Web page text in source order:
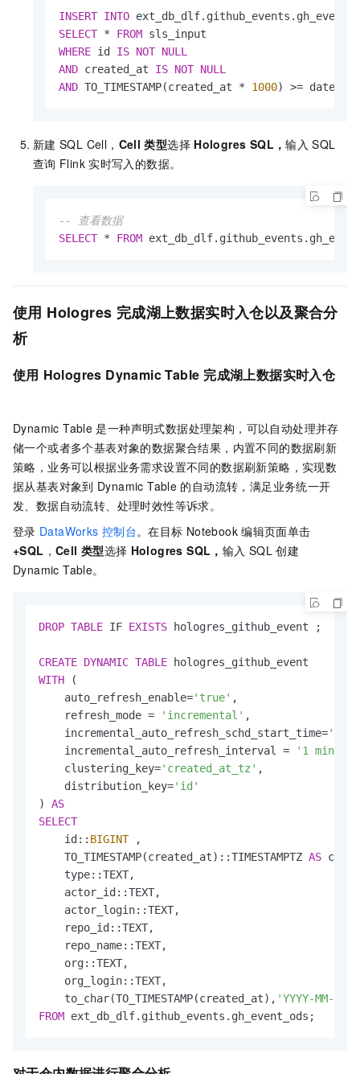
INSERT INTO
SELECT * FROM
WHERE id IS NOT NULL
AND created_at IS NOT NULL
AND TO_TIMESTAMP(created_at * 1000) >=
新建 SQL Cell， Cell 类型选择 Hologres SQL ，输入 SQL
查询 Flink 实时写入的数据。
-- 查看数据
SELECT * FROM
使用 Hologres 完成湖上数据实时入仓以及聚合分
析
使用 Hologres Dynamic Table 完成湖上数据实时入仓
Dynamic Table 是一种声明式数据处理架构，可以自动处理并存
储一个或者多个基表对象的数据聚合结果，内置不同的数据刷新
策略，业务可以根据业务需求设置不同的数据刷新策略，实现数
据从基表对象到 Dynamic Table 的自动流转，满足业务统一开
发、数据自动流转、处理时效性等诉求。
登录 DataWorks 控制台。在目标 Notebook 编辑页面单击
+SQL ，Cell 类型选择 Hologres SQL ， 输入 SQL 创建
Dynamic Table。
DROP TABLE IF EXISTS hologres_github_event ;
CREATE DYNAMIC TABLE
WITH (
    auto_refresh_enable
='true' ,
    refresh_mode
= 'incremental' ,
    incremental_auto_refresh_schd_start_time
=
    incremental_auto_refresh_interval
=
'1 minute'
    clustering_key
='created_at_tz' ,
    distribution_key
='id'
) AS
SELECT
    id::
BIGINT ,
    TO_TIMESTAMP(created_at)::TIMESTAMPTZ
AS
    org_login::TEXT,
    to_char(TO_TIMESTAMP(created_at),
'YYYY-MM-DD'
FROM ext_db_dlf.github_events.gh_event_ods;